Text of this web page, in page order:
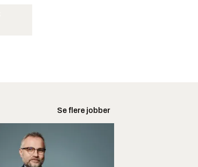
Se flere jobber